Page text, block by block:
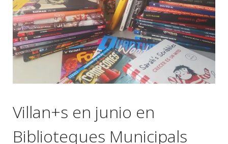
Villan+s en junio en
Biblioteques Municipals